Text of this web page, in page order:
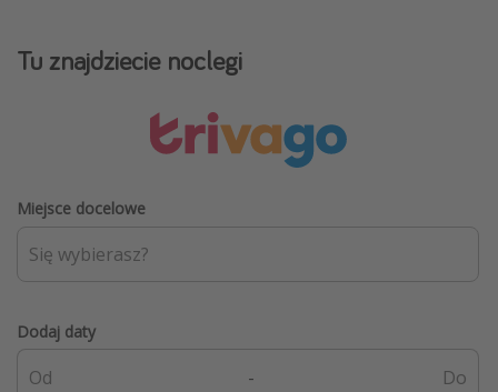
Tu znajdziecie noclegi
Miejsce docelowe
Dodaj daty
-